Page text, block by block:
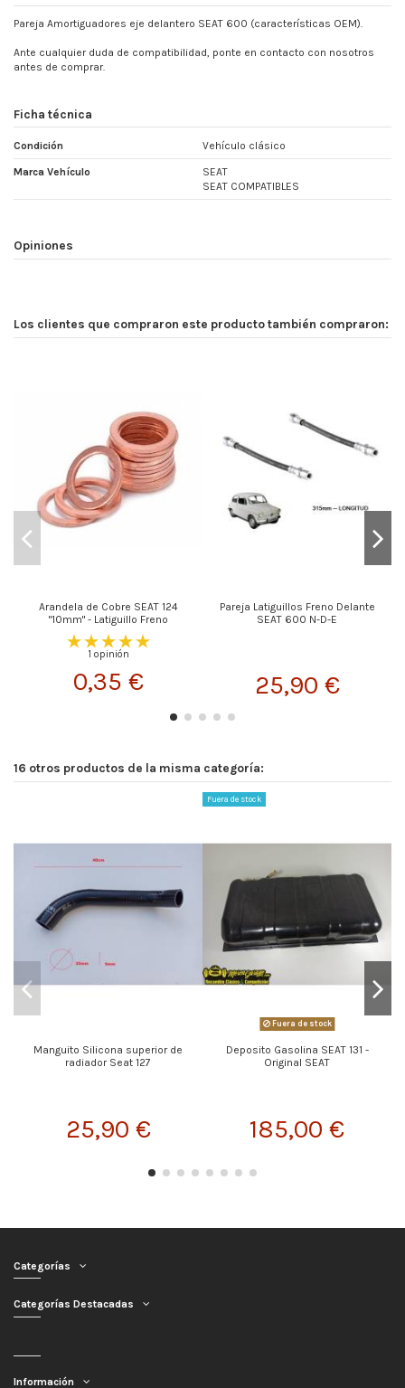
Pareja Amortiguadores eje delantero SEAT 600 (características OEM).
Ante cualquier duda de compatibilidad, ponte en contacto con nosotros
antes de comprar.
Ficha técnica
Condición Vehículo clásico
Marca Vehículo
SEAT
SEAT COMPATIBLES
Opiniones
Los clientes que compraron este producto también compraron:
Arandela de Cobre SEAT 124
"10mm" - Latiguillo Freno
1 opinión
0,35 €
Pareja Latiguillos Freno Delante
SEAT 600 N-D-E
25,90 €
16 otros productos de la misma categoría:
Manguito Silicona superior de
radiador Seat 127
25,90 €
Fuera de stock
Fuera de stock
Deposito Gasolina SEAT 131 -
Original SEAT
185,00 €
Categorías
Categorías Destacadas
Información